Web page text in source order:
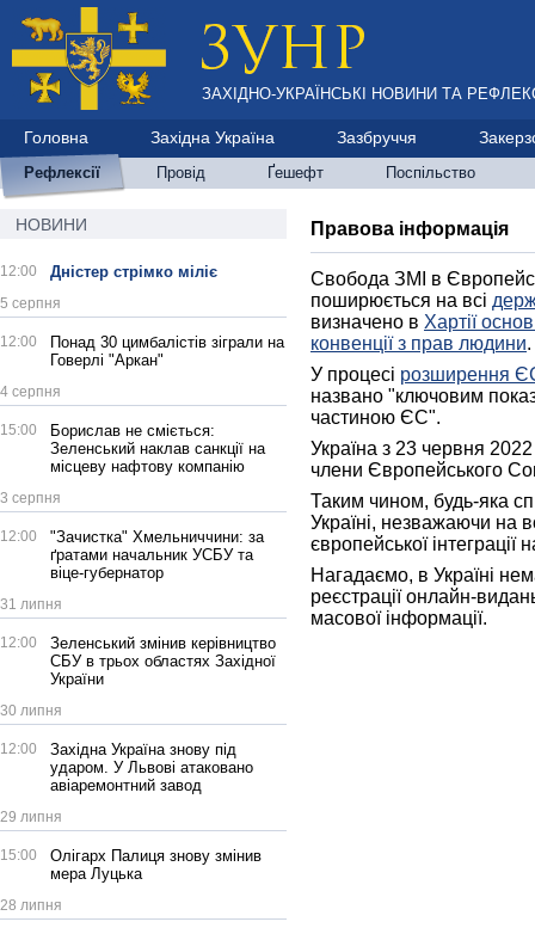
ЗАХІДНО-УКРАЇНСЬКІ НОВИНИ ТА
Головна Західна Україна Зазбруччя
Рефлексії Провід Ґешефт Поспільство
НОВИНИ
12:00 Дністер стрімко міліє
5 серпня
12:00
Понад 30 цимбалістів зіграли на
Говерлі "Аркан"
4 серпня
15:00
Борислав не сміється:
Зеленський наклав санкції на
місцеву нафтову компанію
3 серпня
12:00
"Зачистка" Хмельниччини: за
ґратами начальник УСБУ та
віце-губернатор
31 липня
12:00
Зеленський змінив керівництво
СБУ в трьох областях Західної
України
30 липня
12:00
Західна Україна знову під
ударом. У Львові атаковано
авіаремонтний завод
29 липня
15:00
Олігарх Палиця знову змінив
мера Луцька
28 липня
Правова інформація
Свобода ЗМІ в
поширюється на всі
визначено в Хартії
конвенції з прав людини.
У процесі розширення
названо "ключовим
частиною ЄС".
Україна з 23 червня
члени Європейського
Таким чином, будь-яка
Україні, незважаючи на
європейської інтеграції
Нагадаємо, в Україні
реєстрації онлайн-
масової інформації.